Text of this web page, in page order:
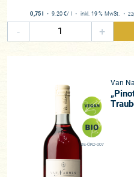
0,75 l ・9,20 €/ l ・ inkl. 19 % MwSt.・
- +
DE-ÖKO-007
Van